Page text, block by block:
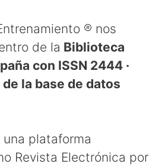
® nos
de la Biblioteca
con ISSN 2444 ·
la base de datos
plataforma
Revista Electrónica por